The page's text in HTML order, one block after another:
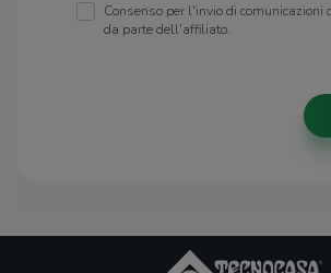
Consenso per l'invio di comunicazioni
da parte dell'affiliato.